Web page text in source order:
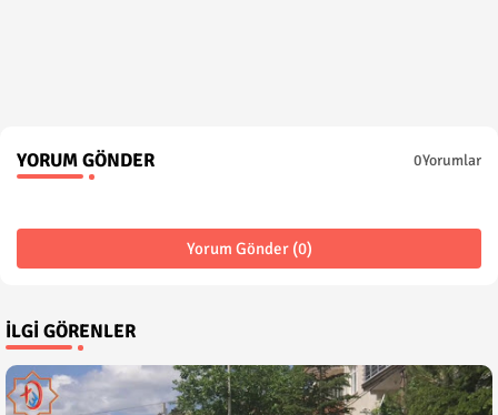
YORUM GÖNDER 0Yorumlar
Yorum Gönder (0)
İLGI GÖRENLER